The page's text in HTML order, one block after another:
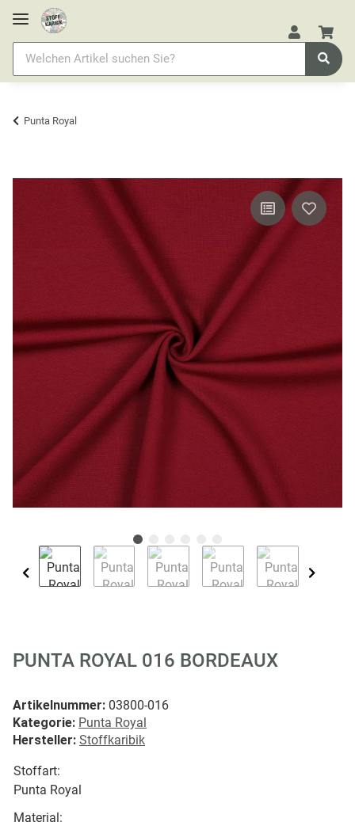
Punta Royal
PUNTA ROYAL 016 BORDEAUX
Artikelnummer: 03800-016
Kategorie: Punta Royal
Hersteller: Stoffkaribik
Stoffart:
Punta Royal
Material: